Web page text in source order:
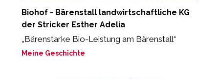
Biohof - Bärenstall landwirtschaftliche KG
der Stricker Esther Adelia
„Bärenstarke Bio-Leistung am Bärenstall“
Meine Geschichte